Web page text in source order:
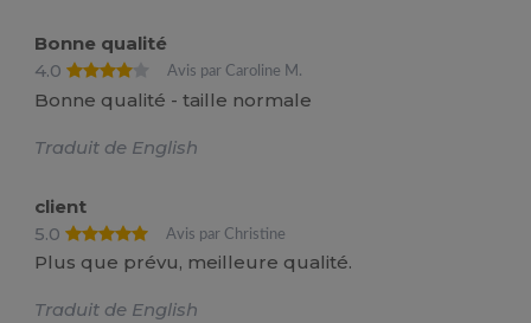
Bonne qualité
4.0
Avis par Caroline M.
Bonne qualité - taille normale
Traduit de English
client
5.0
Avis par Christine
Plus que prévu, meilleure qualité.
Traduit de English